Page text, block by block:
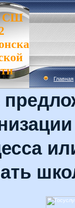
СШ
Главная